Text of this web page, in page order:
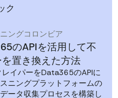
のAPIを活用して不
置き換えた方法
イパーをData365のAPIに
ニングプラットフォームの
ータ収集プロセスを構築し
ク
ングコロンビア